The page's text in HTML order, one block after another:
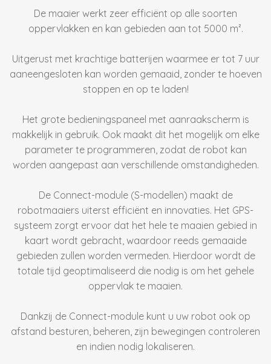
De maaier werkt zeer efficiënt op alle soorten
oppervlakken en kan gebieden aan tot 5000 m².
Uitgerust met krachtige batterijen waarmee er tot 7 uur
aaneengesloten kan worden gemaaid, zonder te hoeven
stoppen en op te laden!
Het grote bedieningspaneel met aanraakscherm is
makkelijk in gebruik. Ook maakt dit het mogelijk om elke
parameter te programmeren, zodat de robot kan
worden aangepast aan verschillende omstandigheden.
De Connect-module (S-modellen) maakt de
robotmaaiers uiterst efficiënt en innovaties. Het GPS-
systeem zorgt ervoor dat het hele te maaien gebied in
kaart wordt gebracht, waardoor reeds gemaaide
gebieden zullen worden vermeden. Hierdoor wordt de
totale tijd geoptimaliseerd die nodig is om het gehele
oppervlak te maaien.
Dankzij de Connect-module kunt u uw robot ook op
afstand besturen, beheren, zijn bewegingen controleren
en indien nodig lokaliseren.